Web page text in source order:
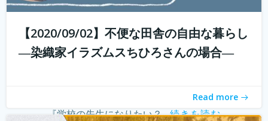
【2020/09/02】不便な田舎の自由な暮らし
―染織家イラズムスちひろさんの場合―
Read more
こんにちは！ 学校じゃない教育の仕事プロジェクトの米田
味がありますか？ 子どもを対象とした仕事をしたいけど、
『学校の先生になりたい？...続きを読む